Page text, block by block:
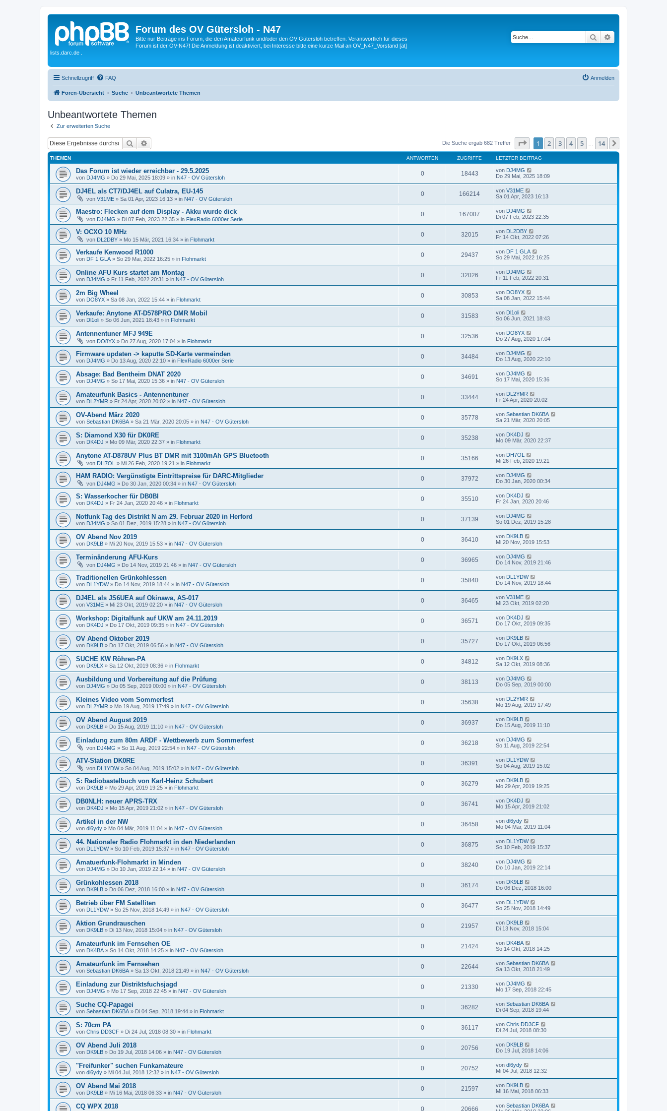
Forum des OV Gütersloh - N47
Bitte nur Beiträge ins Forum, die den Amateurfunk und/oder den OV Gütersloh betreffen. Verantwortlich für dieses
Forum ist der OV-N47! Die Anmeldung ist deaktiviert, bei Interesse bitte eine kurze Mail an OV_N47_Vorstand [ät]
lists.darc.de .
Suche
Schnellzugriff FAQ Anmelden
Foren-Übersicht Suche Unbeantwortete Themen
Unbeantwortete Themen
Zur erweiterten Suche
Suche Die Suche ergab 682 Treffer Seite von14
1 2 3 4 5 14
THEMEN ANTWORTEN ZUGRIFFE LETZTER BEITRAG
Das Forum ist wieder erreichbar - 29.5.2025
von DJ4MG » Do 29 Mai, 2025 18:09 » in N47 - OV Gütersloh
0 18443 von DJ4MG
Do 29 Mai, 2025 18:09
DJ4EL als CT7/DJ4EL auf Culatra, EU-145
von V31ME » Sa 01 Apr, 2023 16:13 » in N47 - OV Gütersloh
0 166214 von V31ME
Sa 01 Apr, 2023 16:13
Maestro: Flecken auf dem Display - Akku wurde dick
von DJ4MG » Di 07 Feb, 2023 22:35 » in FlexRadio 6000er Serie
0 167007 von DJ4MG
Di 07 Feb, 2023 22:35
V: OCXO 10 MHz
von DL2DBY » Mo 15 Mär, 2021 16:34 » in Flohmarkt
0 32015 von DL2DBY
Fr 14 Okt, 2022 07:26
Verkaufe Kenwood R1000
von DF 1 GLA » So 29 Mai, 2022 16:25 » in Flohmarkt
0 29437 von DF 1 GLA
So 29 Mai, 2022 16:25
Online AFU Kurs startet am Montag
von DJ4MG » Fr 11 Feb, 2022 20:31 » in N47 - OV Gütersloh
0 32026 von DJ4MG
Fr 11 Feb, 2022 20:31
2m Big Wheel
von DO8YX » Sa 08 Jan, 2022 15:44 » in Flohmarkt
0 30853 von DO8YX
Sa 08 Jan, 2022 15:44
Verkaufe: Anytone AT-D578PRO DMR Mobil
von Dl1oli » So 06 Jun, 2021 18:43 » in Flohmarkt
0 31583 von Dl1oli
So 06 Jun, 2021 18:43
Antennentuner MFJ 949E
von DO8YX » Do 27 Aug, 2020 17:04 » in Flohmarkt
0 32536 von DO8YX
Do 27 Aug, 2020 17:04
Firmware updaten -> kaputte SD-Karte vermeinden
von DJ4MG » Do 13 Aug, 2020 22:10 » in FlexRadio 6000er Serie
0 34484 von DJ4MG
Do 13 Aug, 2020 22:10
Absage: Bad Bentheim DNAT 2020
von DJ4MG » So 17 Mai, 2020 15:36 » in N47 - OV Gütersloh
0 34691 von DJ4MG
So 17 Mai, 2020 15:36
Amateurfunk Basics - Antennentuner
von DL2YMR » Fr 24 Apr, 2020 20:02 » in N47 - OV Gütersloh
0 33444 von DL2YMR
Fr 24 Apr, 2020 20:02
OV-Abend März 2020
von Sebastian DK6BA » Sa 21 Mär, 2020 20:05 » in N47 - OV Gütersloh
0 35778 von Sebastian DK6BA
Sa 21 Mär, 2020 20:05
S: Diamond X30 für DK0RE
von DK4DJ » Mo 09 Mär, 2020 22:37 » in Flohmarkt
0 35238 von DK4DJ
Mo 09 Mär, 2020 22:37
Anytone AT-D878UV Plus BT DMR mit 3100mAh GPS Bluetooth
von DH7OL » Mi 26 Feb, 2020 19:21 » in Flohmarkt
0 35166 von DH7OL
Mi 26 Feb, 2020 19:21
HAM RADIO: Vergünstigte Eintrittspreise für DARC-Mitglieder
von DJ4MG » Do 30 Jan, 2020 00:34 » in N47 - OV Gütersloh
0 37972 von DJ4MG
Do 30 Jan, 2020 00:34
S: Wasserkocher für DB0BI
von DK4DJ » Fr 24 Jan, 2020 20:46 » in Flohmarkt
0 35510 von DK4DJ
Fr 24 Jan, 2020 20:46
Notfunk Tag des Distrikt N am 29. Februar 2020 in Herford
von DJ4MG » So 01 Dez, 2019 15:28 » in N47 - OV Gütersloh
0 37139 von DJ4MG
So 01 Dez, 2019 15:28
OV Abend Nov 2019
von DK9LB » Mi 20 Nov, 2019 15:53 » in N47 - OV Gütersloh
0 36410 von DK9LB
Mi 20 Nov, 2019 15:53
Terminänderung AFU-Kurs
von DJ4MG » Do 14 Nov, 2019 21:46 » in N47 - OV Gütersloh
0 36965 von DJ4MG
Do 14 Nov, 2019 21:46
Traditionellen Grünkohlessen
von DL1YDW» Do 14 Nov, 2019 18:44 » in N47 - OV Gütersloh
0 35840 von DL1YDW
Do 14 Nov, 2019 18:44
DJ4EL als JS6UEA auf Okinawa, AS-017
von V31ME » Mi 23 Okt, 2019 02:20 » in N47 - OV Gütersloh
0 36465 von V31ME
Mi 23 Okt, 2019 02:20
Workshop: Digitalfunk auf UKW am 24.11.2019
von DK4DJ » Do 17 Okt, 2019 09:35 » in N47 - OV Gütersloh
0 36571 von DK4DJ
Do 17 Okt, 2019 09:35
OV Abend Oktober 2019
von DK9LB » Do 17 Okt, 2019 06:56 » in N47 - OV Gütersloh
0 35727 von DK9LB
Do 17 Okt, 2019 06:56
SUCHE KW Röhren-PA
von DK9LX » Sa 12 Okt, 2019 08:36 » in Flohmarkt
0 34812 von DK9LX
Sa 12 Okt, 2019 08:36
Ausbildung und Vorbereitung auf die Prüfung
von DJ4MG » Do 05 Sep, 2019 00:00 » in N47 - OV Gütersloh
0 38113 von DJ4MG
Do 05 Sep, 2019 00:00
Kleines Video vom Sommerfest
von DL2YMR » Mo 19 Aug, 2019 17:49 » in N47 - OV Gütersloh
0 35638 von DL2YMR
Mo 19 Aug, 2019 17:49
OV Abend August 2019
von DK9LB » Do 15 Aug, 2019 11:10 » in N47 - OV Gütersloh
0 36937 von DK9LB
Do 15 Aug, 2019 11:10
Einladung zum 80m ARDF - Wettbewerb zum Sommerfest
von DJ4MG » So 11 Aug, 2019 22:54 » in N47 - OV Gütersloh
0 36218 von DJ4MG
So 11 Aug, 2019 22:54
ATV-Station DK0RE
von DL1YDW» So 04 Aug, 2019 15:02 » in N47 - OV Gütersloh
0 36391 von DL1YDW
So 04 Aug, 2019 15:02
S: Radiobastelbuch von Karl-Heinz Schubert
von DK9LB » Mo 29 Apr, 2019 19:25 » in Flohmarkt
0 36279 von DK9LB
Mo 29 Apr, 2019 19:25
DB0NLH: neuer APRS-TRX
von DK4DJ » Mo 15 Apr, 2019 21:02 » in N47 - OV Gütersloh
0 36741 von DK4DJ
Mo 15 Apr, 2019 21:02
Artikel in der NW
von dl6ydy » Mo 04 Mär, 2019 11:04 » in N47 - OV Gütersloh
0 36458 von dl6ydy
Mo 04 Mär, 2019 11:04
44. Nationaler Radio Flohmarkt in den Niederlanden
von DL1YDW» So 10 Feb, 2019 15:37 » in N47 - OV Gütersloh
0 36875 von DL1YDW
So 10 Feb, 2019 15:37
Amatuerfunk-Flohmarkt in Minden
von DJ4MG » Do 10 Jan, 2019 22:14 » in N47 - OV Gütersloh
0 38240 von DJ4MG
Do 10 Jan, 2019 22:14
Grünkohlessen 2018
von DK9LB » Do 06 Dez, 2018 16:00 » in N47 - OV Gütersloh
0 36174 von DK9LB
Do 06 Dez, 2018 16:00
Betrieb über FM Satelliten
von DL1YDW» So 25 Nov, 2018 14:49 » in N47 - OV Gütersloh
0 36477 von DL1YDW
So 25 Nov, 2018 14:49
Aktion Grundrauschen
von DK9LB » Di 13 Nov, 2018 15:04 » in N47 - OV Gütersloh
0 21957 von DK9LB
Di 13 Nov, 2018 15:04
Amateurfunk im Fernsehen OE
von DK4BA » So 14 Okt, 2018 14:25 » in N47 - OV Gütersloh
0 21424 von DK4BA
So 14 Okt, 2018 14:25
Amateurfunk im Fernsehen
von Sebastian DK6BA » Sa 13 Okt, 2018 21:49 » in N47 - OV Gütersloh
0 22644 von Sebastian DK6BA
Sa 13 Okt, 2018 21:49
Einladung zur Distriktsfuchsjagd
von DJ4MG » Mo 17 Sep, 2018 22:45 » in N47 - OV Gütersloh
0 21330 von DJ4MG
Mo 17 Sep, 2018 22:45
Suche CQ-Papagei
von Sebastian DK6BA » Di 04 Sep, 2018 19:44 » in Flohmarkt
0 36282 von Sebastian DK6BA
Di 04 Sep, 2018 19:44
S: 70cm PA
von Chris DD3CF » Di 24 Jul, 2018 08:30 » in Flohmarkt
0 36117 von Chris DD3CF
Di 24 Jul, 2018 08:30
OV Abend Juli 2018
von DK9LB » Do 19 Jul, 2018 14:06 » in N47 - OV Gütersloh
0 20756 von DK9LB
Do 19 Jul, 2018 14:06
"Freifunker" suchen Funkamateure
von dl6ydy » Mi 04 Jul, 2018 12:32 » in N47 - OV Gütersloh
0 20752 von dl6ydy
Mi 04 Jul, 2018 12:32
OV Abend Mai 2018
von DK9LB » Mi 16 Mai, 2018 06:33 » in N47 - OV Gütersloh
0 21597 von DK9LB
Mi 16 Mai, 2018 06:33
CQ WPX 2018 0 20666 von Sebastian DK6BA